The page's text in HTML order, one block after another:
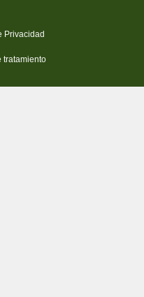
Privacidad
tratamiento